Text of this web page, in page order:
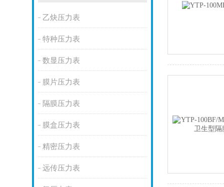
乙炔压力表
特种压力表
数显压力表
膜片压力表
隔膜压力表
膜盒压力表
精密压力表
远传压力表